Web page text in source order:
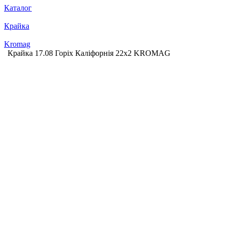
Каталог
Крайка
Kromag
Крайка 17.08 Горіх Каліфорнія 22х2 KROMAG